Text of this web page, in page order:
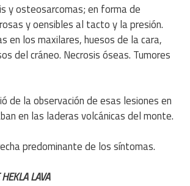
y osteosarcomas; en forma de
y oensibles al tacto y la presión.
en los maxilares, huesos de la cara,
del cráneo. Necrosis óseas. Tumores
de la observación de esas lesiones en
en las laderas volcánicas del monte.
predominante de los síntomas.
LAVA